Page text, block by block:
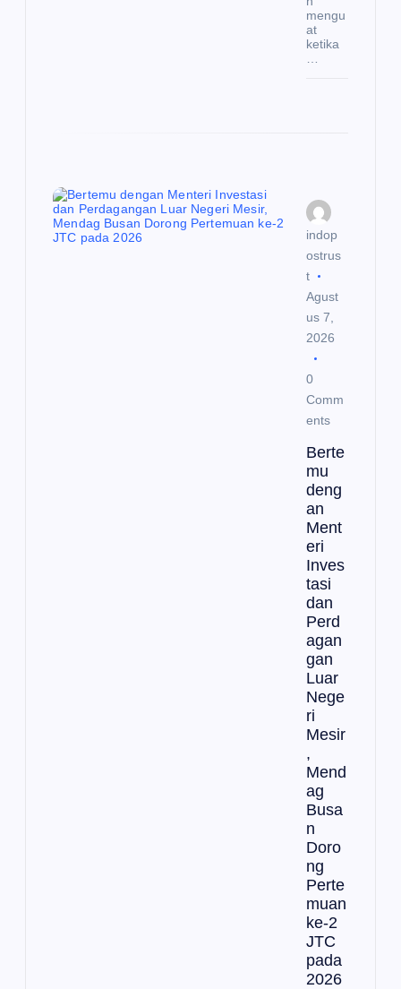
mengu
at
ketika
indop
ostrus
t
Agust
us 7,
2026
0
Comm
ents
Berte
mu
deng
an
Ment
eri
Inves
tasi
dan
Perd
agan
gan
Luar
Nege
ri
Mesir
,
Mend
ag
Busa
n
Doro
ng
Perte
muan
ke-2
JTC
pada
2026